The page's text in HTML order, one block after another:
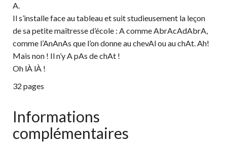
A.
Il s’installe face au tableau et suit studieusement la leçon
de sa petite maîtresse d’école : A comme AbrAcAdAbrA,
comme l’AnAnAs que l’on donne au chevAl ou au chAt. Ah!
Mais non ! Il n’y A pAs de chAt !
Oh lÀ lÀ !
32 pages
Informations
complémentaires